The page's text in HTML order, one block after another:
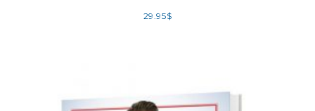
29.95$